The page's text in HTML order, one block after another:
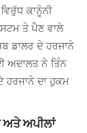
ਕਾਨੂੰਨੀ
ਤੇ ਪੈਣ ਵਾਲੇ
ਡਾਲਰ ਦੇ ਹਰਜਾਨੇ
ਅਦਾਲਤ ਨੇ ਤਿੰਨ
ਦਾ ਹੁਕਮ
ਅਤੇ ਅਪੀਲਾਂ